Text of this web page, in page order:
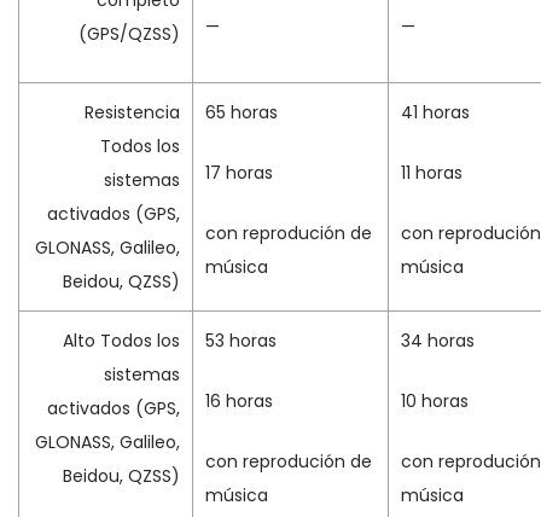
(GPS/QZSS)
— —
Resistencia
Todos los
sistemas
activados (GPS,
GLONASS, Galileo,
Beidou, QZSS)
65 horas
17 horas
con reprodución de
música
41 horas
11 horas
con
música
Alto Todos los
sistemas
activados (GPS,
GLONASS, Galileo,
Beidou, QZSS)
53 horas
16 horas
con reprodución de
música
34 horas
10 horas
con
música